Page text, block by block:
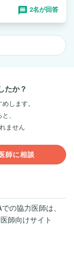
2名が回答
たか？
します。
、
ません
師に相談
の協力医師は、
師向けサイト